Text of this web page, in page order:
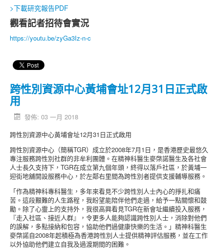
>下載研究報告PDF
觀看記者招待會實況
https://youtu.be/zyGa3Iz-n-c
跨性別資源中心黃埔會址12月31日正式啟
用
發佈: 03 一月 2018
跨性別資源中心黃埔會址12月31日正式啟用
跨性別資源中心（簡稱TGR）成立於2008年7月1日，是香港歷史最悠久
專注服務跨性別社群的非牟利團體。在精神科醫生麥棨諾醫生及各社會
人士長久支持下，TGR在成立第九個年頭，終得以落戶社區，於黃埔一
迎街地舖開設服務中心，於左鄰右里間為跨性別者提供支援輔導服務。
「作為精神科專科醫生，多年來看見不少跨性別人士內心的掙扎和痛
苦。這段艱難的人生路程，我盼望能陪伴他們走過，給予一點關懷和鼓
勵。除了心靈上的支持外，我很高興看見TGR在新會址繼續投入服務，
『走入社區、接近人群』，令更多人能夠認識跨性別人士，消除對他們
的誤解，多點接納和包容，協助他們過健康快樂的生活。」精神科醫生
麥棨諾自2008年起積極為香港跨性別人士提供精神評估服務，並在工作
以外協助他們建立自我及過渡期間的困難。